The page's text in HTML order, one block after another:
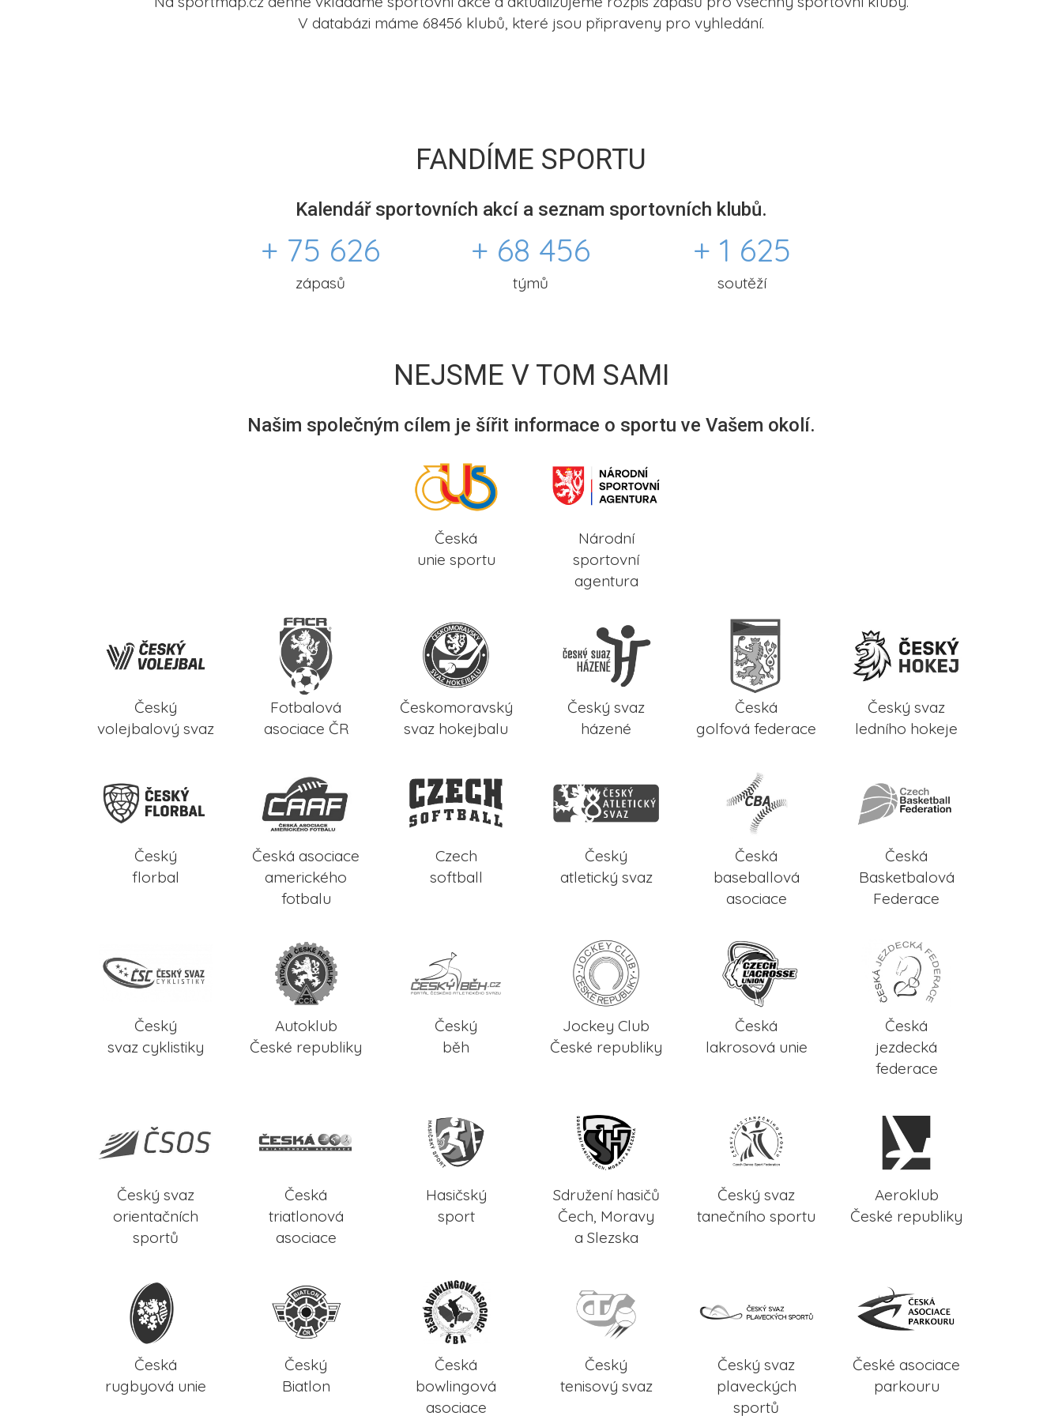
V databázi máme 68456 klubů, které jsou připraveny pro vyhledání.
FANDÍME SPORTU
Kalendář sportovních akcí a seznam sportovních klubů.
+ 75 626
zápasů
+ 68 456
týmů
+ 1 625
soutěží
NEJSME V TOM SAMI
Našim společným cílem je šířit informace o sportu ve Vašem okolí.
Česká
unie sportu
Národní
sportovní
agentura
Český
volejbalový svaz
Fotbalová
asociace ČR
Českomoravský
svaz hokejbalu
Český svaz
házené
Česká
golfová federace
Český svaz
ledního hokeje
Český
florbal
Česká asociace
amerického
fotbalu
Czech
softball
Český
atletický svaz
Česká
baseballová
asociace
Česká
Basketbalová
Federace
Český
svaz cyklistiky
Autoklub
České republiky
Český
běh
Jockey Club
České republiky
Česká
lakrosová unie
Česká
jezdecká
federace
Český svaz
orientačních
sportů
Česká
triatlonová
asociace
Hasičský
sport
Sdružení hasičů
Čech, Moravy
a Slezska
Český svaz
tanečního sportu
Aeroklub
České republiky
Česká
rugbyová unie
Český
Biatlon
Česká
bowlingová
asociace
Český
tenisový svaz
Český svaz
plaveckých
sportů
České asociace
parkouru